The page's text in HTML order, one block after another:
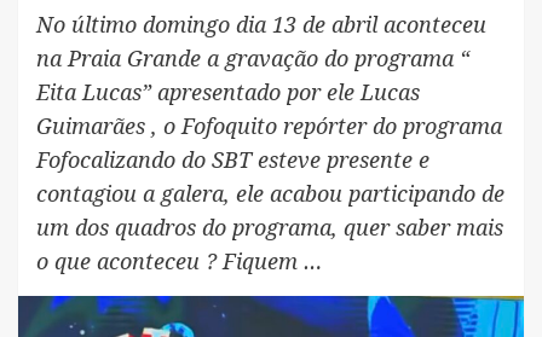
No último domingo dia 13 de abril aconteceu
na Praia Grande a gravação do programa “
Eita Lucas” apresentado por ele Lucas
Guimarães , o Fofoquito repórter do programa
Fofocalizando do SBT esteve presente e
contagiou a galera, ele acabou participando de
um dos quadros do programa, quer saber mais
o que aconteceu ? Fiquem …